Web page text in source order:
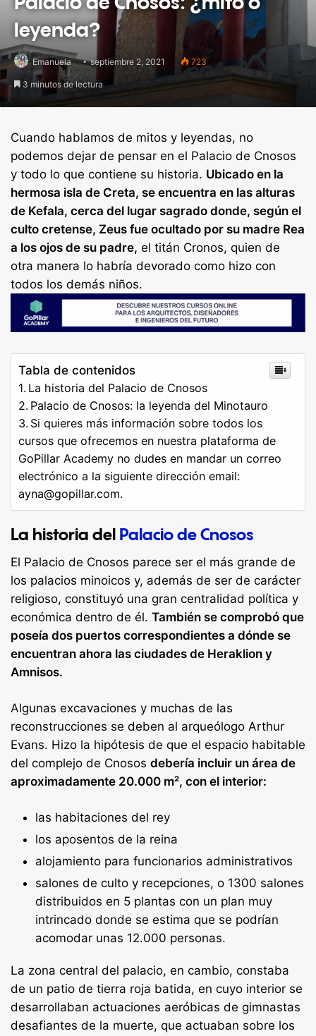
leyenda?
Emanuela septiembre 2, 2021 723
3 minutos de lectura
Cuando hablamos de mitos y leyendas, no
podemos dejar de pensar en el Palacio de Cnosos
y todo lo que contiene su historia. Ubicado en la
hermosa isla de Creta, se encuentra en las alturas
de Kefala, cerca del lugar sagrado donde, según el
culto cretense, Zeus fue ocultado por su madre Rea
a los ojos de su padre, el titán Cronos, quien de
otra manera lo habría devorado como hizo con
todos los demás niños.
Tabla de contenidos
La historia del Palacio de Cnosos
Palacio de Cnosos: la leyenda del Minotauro
Si quieres más información sobre todos los
cursos que ofrecemos en nuestra plataforma de
GoPillar Academy no dudes en mandar un correo
electrónico a la siguiente dirección email:
ayna@gopillar.com.
La historia del Palacio de Cnosos
El Palacio de Cnosos parece ser el más grande de
los palacios minoicos y, además de ser de carácter
religioso, constituyó una gran centralidad política y
económica dentro de él. También se comprobó que
poseía dos puertos correspondientes a dónde se
encuentran ahora las ciudades de Heraklion y
Amnisos.
Algunas excavaciones y muchas de las
reconstrucciones se deben al arqueólogo Arthur
Evans. Hizo la hipótesis de que el espacio habitable
del complejo de Cnosos debería incluir un área de
aproximadamente 20.000 m², con el interior:
las habitaciones del rey
los aposentos de la reina
alojamiento para funcionarios administrativos
salones de culto y recepciones, o 1300 salones
distribuidos en 5 plantas con un plan muy
intrincado donde se estima que se podrían
acomodar unas 12.000 personas.
La zona central del palacio, en cambio, constaba
de un patio de tierra roja batida, en cuyo interior se
desarrollaban actuaciones aeróbicas de gimnastas
desafiantes de la muerte, que actuaban sobre los